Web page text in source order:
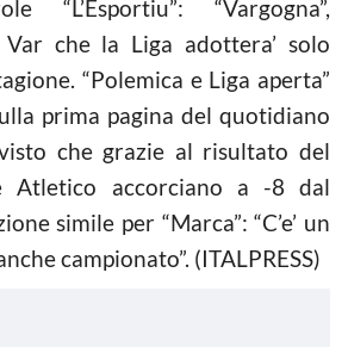
“L’Esportiu”: “Vargogna”,
che la Liga adottera’ solo
“Polemica e Liga aperta”
prima pagina del quotidiano
visto che grazie al risultato del
Atletico accorciano a -8 dal
simile per “Marca”: “C’e’ un
campionato”. (ITALPRESS)